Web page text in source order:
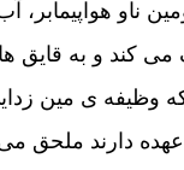
ناو هواپيمابر،
می کند و به قايق
وظيفه ی مين
دارند ملحق